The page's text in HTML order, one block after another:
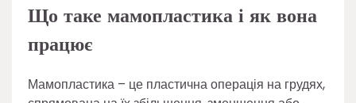
Що таке мамопластика і як вона
працює
Мамопластика – це пластична операція на грудях,